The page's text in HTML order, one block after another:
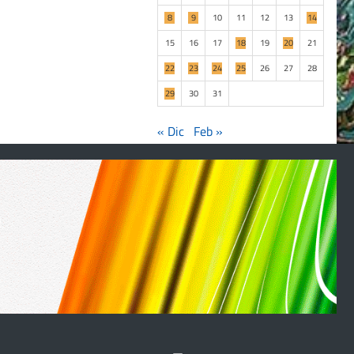
8
9 10 11 12 13
14
15
16 17 18 19 20
21
22
23 24 25 26 27
28
29
30 31
« Dic Feb »